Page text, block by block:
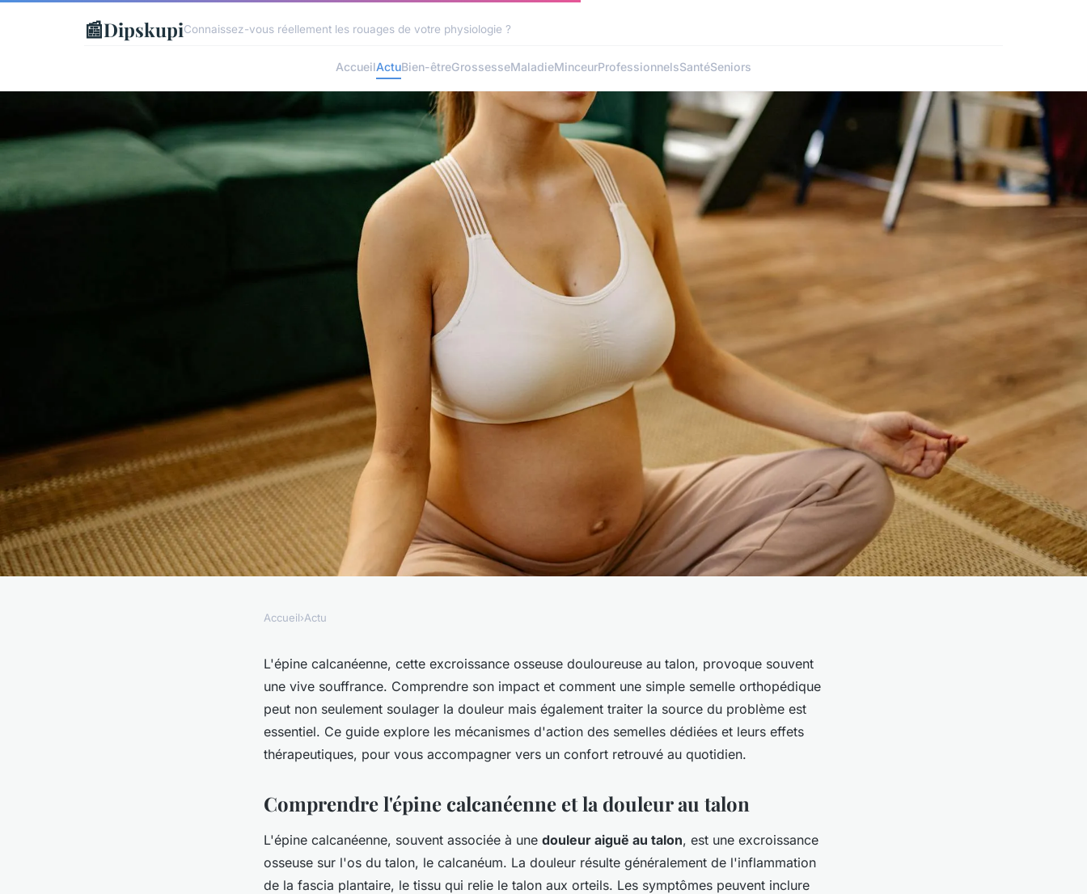
📰DipskupiConnaissez-vous réellement les rouages de votre physiologie ?
AccueilActuBien-êtreGrossesseMaladieMinceurProfessionnelsSantéSeniors
Epine calcanéenne : comment agit une
semelle de chaussure ?
Accueil›Actu
L'épine calcanéenne, cette excroissance osseuse douloureuse au talon, provoque souvent
une vive souffrance. Comprendre son impact et comment une simple semelle orthopédique
peut non seulement soulager la douleur mais également traiter la source du problème est
essentiel. Ce guide explore les mécanismes d'action des semelles dédiées et leurs effets
thérapeutiques, pour vous accompagner vers un confort retrouvé au quotidien.
Comprendre l'épine calcanéenne et la douleur au talon
L'épine calcanéenne, souvent associée à une douleur aiguë au talon, est une excroissance
osseuse sur l'os du talon, le calcanéum. La douleur résulte généralement de l'inflammation
de la fascia plantaire, le tissu qui relie le talon aux orteils. Les symptômes peuvent inclure